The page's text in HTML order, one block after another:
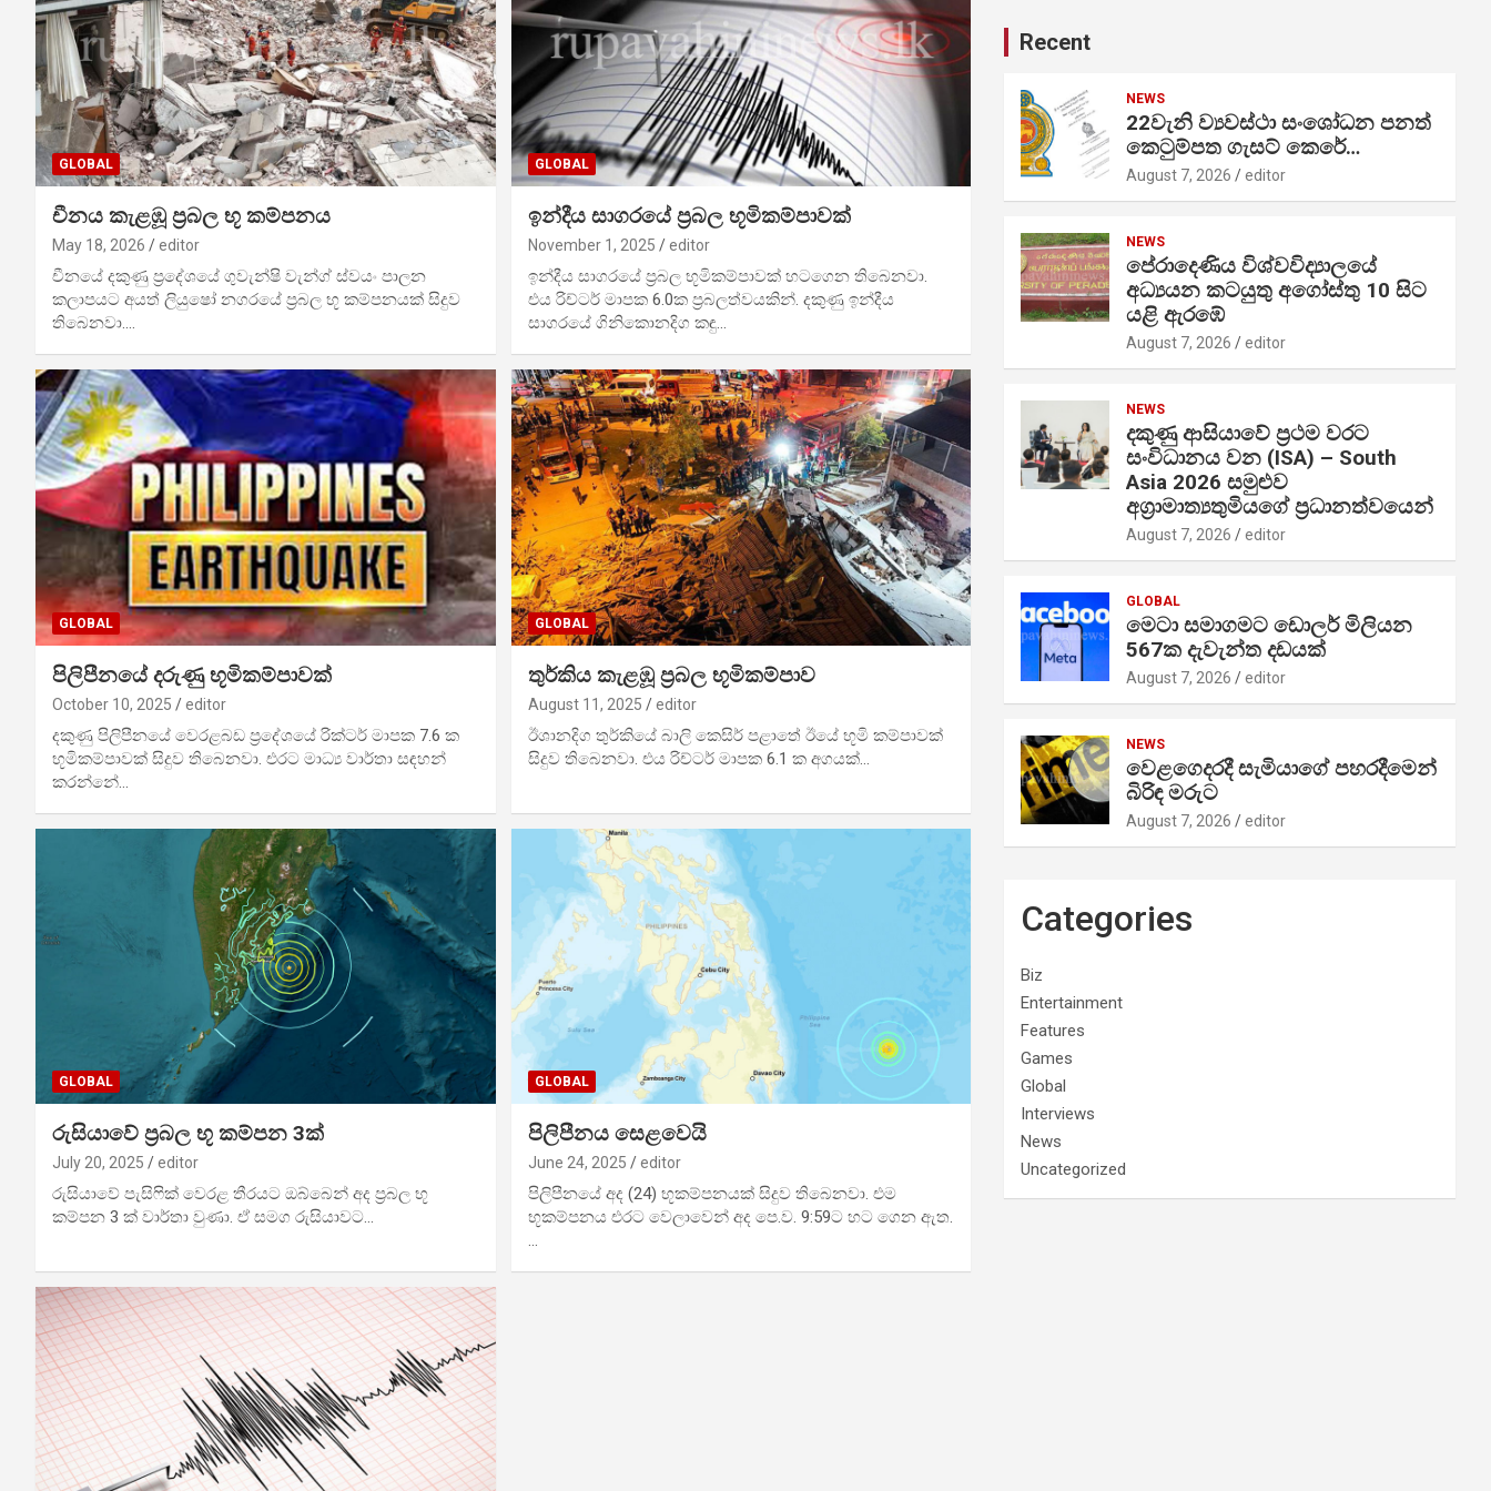
GLOBAL
චීනය කැළඹූ ප්‍රබල භූ කම්පනය
May 18, 2026 editor
චීනයේ දකුණු ප්‍රදේශයේ ගුවැන්ෂි වැන්ග් ස්වයං පාලන
කලාපයට අයත් ලියුෂෝ නගරයේ ප්‍රබල භූ කම්පනයක් සිදුව
තිබෙනවා.…
GLOBAL
ඉන්දීය සාගරයේ ප්‍රබල භූමිකම්පාවක්
November 1, 2025 editor
ඉන්දීය සාගරයේ ප්‍රබල භූමිකම්පාවක් හටගෙන තිබෙනවා.
එය රිච්ටර් මාපක 6.0ක ප්‍රබලත්වයකින්. දකුණු ඉන්දීය
සාගරයේ ගිනිකොනදිග කඳු…
GLOBAL
පිලිපීනයේ දරුණු භූමිකම්පාවක්
October 10, 2025 editor
දකුණු පිලිපීනයේ වෙරළබඩ ප්‍රදේශයේ රික්ටර් මාපක 7.6 ක
භූමිකම්පාවක් සිදුව තිබෙනවා. එරට මාධ්‍ය වාර්තා සඳහන්
කරන්නේ…
GLOBAL
තුර්කිය කැළඹූ ප්‍රබල භූමිකම්පාව
August 11, 2025 editor
ඊශානදිග තුර්කියේ බාලි කෙසිර් පළාතේ ඊයේ භූමි කම්පාවක්
සිදුව තිබෙනවා. එය රිච්ටර් මාපක 6.1 ක අගයක්…
GLOBAL
රුසියාවේ ප්‍රබල භූ කම්පන 3ක්
July 20, 2025 editor
රුසියාවේ පැසිෆික් වෙරළ තීරයට ඔබ්බෙන් අද ප්‍රබල භූ
කම්පන 3 ක් වාර්තා වුණා. ඒ සමග රුසියාවට…
GLOBAL
පිලිපීනය සෙළවෙයි
June 24, 2025 editor
පිලිපීනයේ අද (24) භූකම්පනයක් සිදුව තිබෙනවා. එම
භූකම්පනය එරට වෙලාවෙන් අද පෙ.ව. 9:59ට හට ගෙන ඇත.
…
Recent
NEWS
22වැනි ව්‍යවස්ථා සංශෝධන පනත්
කෙටුම්පත ගැසට් කෙරේ…
August 7, 2026 editor
NEWS
පේරාදෙණිය විශ්වවිද්‍යාලයේ
අධ්‍යයන කටයුතු අගෝස්තු 10 සිට
යළි ඇරඹේ
August 7, 2026 editor
NEWS
දකුණු ආසියාවේ ප්‍රථම වරට
සංවිධානය වන (ISA) – South
Asia 2026 සමුළුව
අග්‍රාමාත්‍යතුමියගේ ප්‍රධානත්වයෙන්
August 7, 2026 editor
GLOBAL
මෙටා සමාගමට ඩොලර් මිලියන
567ක දැවැන්ත දඩයක්
August 7, 2026 editor
NEWS
වෙළගෙදරදී සැමියාගේ පහරදීමෙන්
බිරිඳ මරුට
August 7, 2026 editor
Categories
Biz
Entertainment
Features
Games
Global
Interviews
News
Uncategorized